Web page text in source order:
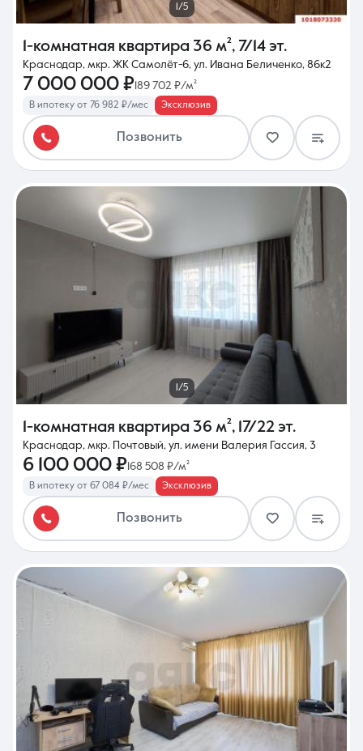
1/5
1-комнатная квартира 36 м², 7/14 эт.
Краснодар, мкр. ЖК Самолёт-6, ул. Ивана Беличенко, 86к2
7 000 000 ₽189 702 ₽/м²
В ипотеку от 76 982 ₽/мес Эксклюзив
Позвонить
1/5
1-комнатная квартира 36 м², 17/22 эт.
Краснодар, мкр. Почтовый, ул. имени Валерия Гассия, 3
6 100 000 ₽ 168 508 ₽/м²
В ипотеку от 67 084 ₽/мес Эксклюзив
Позвонить